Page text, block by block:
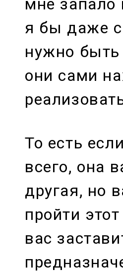
мне
я бы даже
нужно
они сами
То есть
всего, она
другая, но
пройти
вас